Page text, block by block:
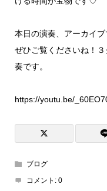
本日の演奏、アーカイ
ぜひご覧くださいね！
奏です。
https://youtu.be/
ブログ
コメント: 0